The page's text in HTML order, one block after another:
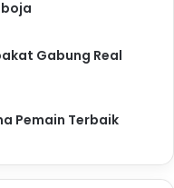
Gabung Real
Pemain Terbaik